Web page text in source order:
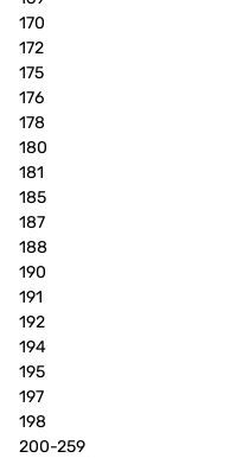
170
172
175
176
178
180
181
185
187
188
190
191
192
194
195
197
198
200-259